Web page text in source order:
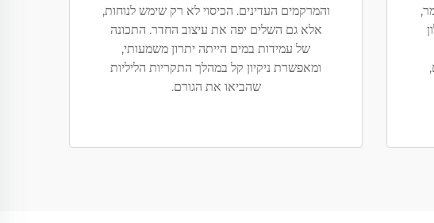
והמרקמים העדינים. הכיסוי לא רק שימש לנוחות,
אלא גם השלים יפה את עיצוב החדר. התכונה
של עמידות במים הייתה יתרון משמעותי,
ומאפשרת ניקיון קל במהלך התקריות הליליות
שהביאו את הגורם.